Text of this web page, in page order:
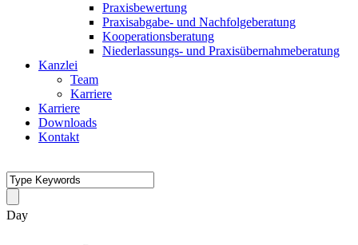
Praxisbewertung
Praxisabgabe- und Nachfolgeberatung
Kooperationsberatung
Niederlassungs- und Praxisübernahmeberatung
Kanzlei
Team
Karriere
Karriere
Downloads
Kontakt
Day